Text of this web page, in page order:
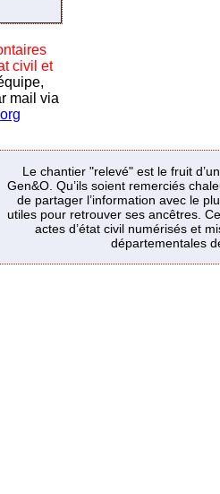
civil et
mail via
Le chantier "relevé" est le fruit
Gen&O. Qu’ils soient remerciés
de partager l’information avec le
utiles pour retrouver ses ancêtres.
actes d’état civil numérisés et
départementales